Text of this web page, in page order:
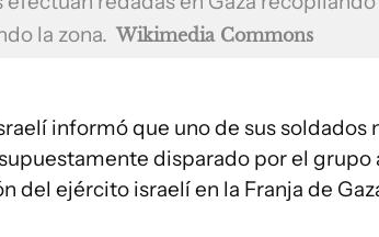
la zona. Wikimedia Commons
informó que uno de sus soldados
disparado por el
del ejército israelí en la Franja de